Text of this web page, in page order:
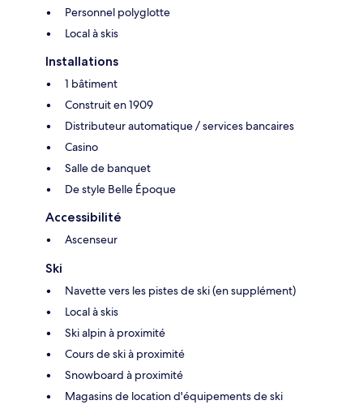
Personnel polyglotte
Local à skis
Installations
1 bâtiment
Construit en 1909
Distributeur automatique / services bancaires
Casino
Salle de banquet
De style Belle Époque
Accessibilité
Ascenseur
Ski
Navette vers les pistes de ski (en supplément)
Local à skis
Ski alpin à proximité
Cours de ski à proximité
Snowboard à proximité
Magasins de location d'équipements de ski